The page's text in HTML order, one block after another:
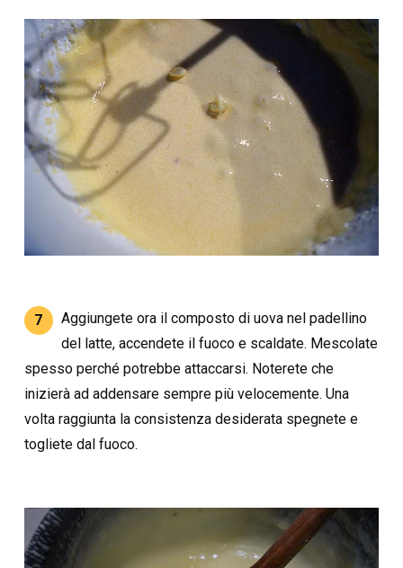
7
Aggiungete ora il composto di uova nel padellino
del latte, accendete il fuoco e scaldate. Mescolate
spesso perché potrebbe attaccarsi. Noterete che
inizierà ad addensare sempre più velocemente. Una
volta raggiunta la consistenza desiderata spegnete e
togliete dal fuoco.